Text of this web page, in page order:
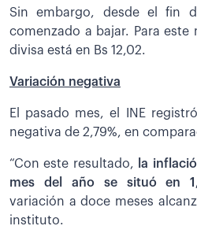
Sin embargo, desde el fin
comenzado a bajar. Para este
divisa está en Bs 12,02.
Variación negativa
El pasado mes, el INE
negativa de 2,79%, en
“Con este resultado,
la
mes del año se situó en
variación a doce meses
instituto.